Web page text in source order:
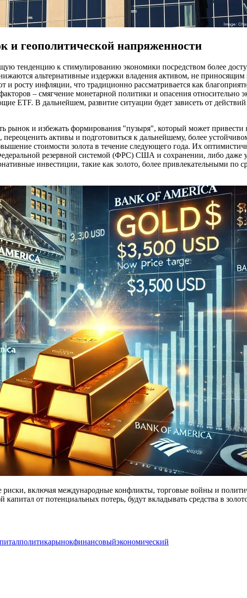
и геополитической напряженности
тенденцию к стимулированию экономики посредством более
альтернативные издержки владения активом, не
росту инфляции, что традиционно рассматривается как
– смягчение монетарной политики и опасения относительно
ETF. В дальнейшем, развитие ситуации будет зависеть от
рынок и избежать формирования "пузыря", который может
активы и подготовиться к дальнейшему, более
стоимости золота в течение следующего года. Их
резервной системой (ФРС) США и сохранении, либо даже
инвестиции, такие как золото, более привлекательными
включая международные конфликты, торговые войны и
от потенциальных потерь, будут вкладывать средства в
политикарынокфинансовыйэкономический